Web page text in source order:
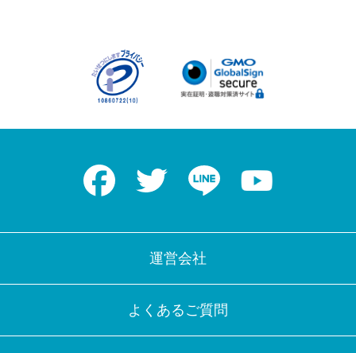
Facebook Twitter LINE
運営会社
よくあるご質問